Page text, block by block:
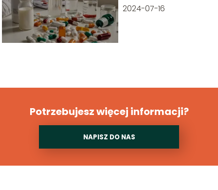
2024-07-16
Potrzebujesz więcej informacji?
NAPISZ DO NAS